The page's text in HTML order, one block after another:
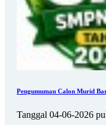
Pengumuman Calon Murid
Tanggal 04-06-2026